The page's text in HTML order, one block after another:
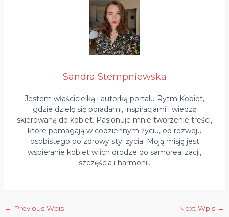
Sandra Stempniewska
Jestem właścicielką i autorką portalu Rytm Kobiet,
gdzie dzielę się poradami, inspiracjami i wiedzą
skierowaną do kobiet. Pasjonuje mnie tworzenie treści,
które pomagają w codziennym życiu, od rozwoju
osobistego po zdrowy styl życia. Moją misją jest
wspieranie kobiet w ich drodze do samorealizacji,
szczęścia i harmonii.
← Previous Wpis Next Wpis →